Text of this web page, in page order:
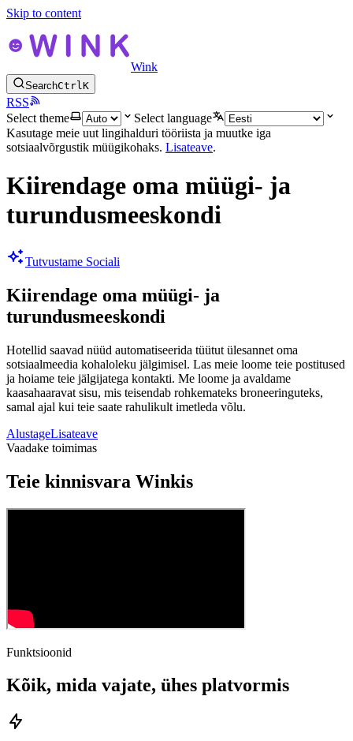
Skip to content
Wink
SearchCtrlK
RSS
Select theme
Select language
Kasutage meie uut lingihalduri tööriista ja muutke iga
sotsiaalvõrgustik müügikohaks. Lisateave.
Kiirendage oma müügi- ja
turundusmeeskondi
Tutvustame Sociali
Kiirendage oma müügi- ja
turundusmeeskondi
Hotellid saavad nüüd automatiseerida tüütut ülesannet oma
sotsiaalmeedia kohaloleku jälgimisel. Las meie loome teie postitused
ja hoiame teie jälgijatega kontakti. Me loome ja avaldame
kaasahaaravat sisu, mis teisendab rohkemateks broneeringuteks,
samal ajal kui teie saate rahulikult imetleda võlu.
AlustageLisateave
Vaadake toimimas
Teie kinnisvara Winkis
Funktsioonid
Kõik, mida vajate, ühes platvormis